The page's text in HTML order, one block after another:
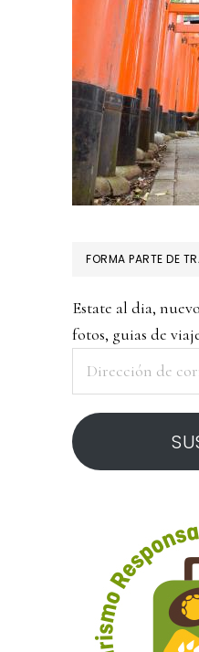
FORMA PARTE DE
Estate al dia,
fotos, guias de
correo
electrónico